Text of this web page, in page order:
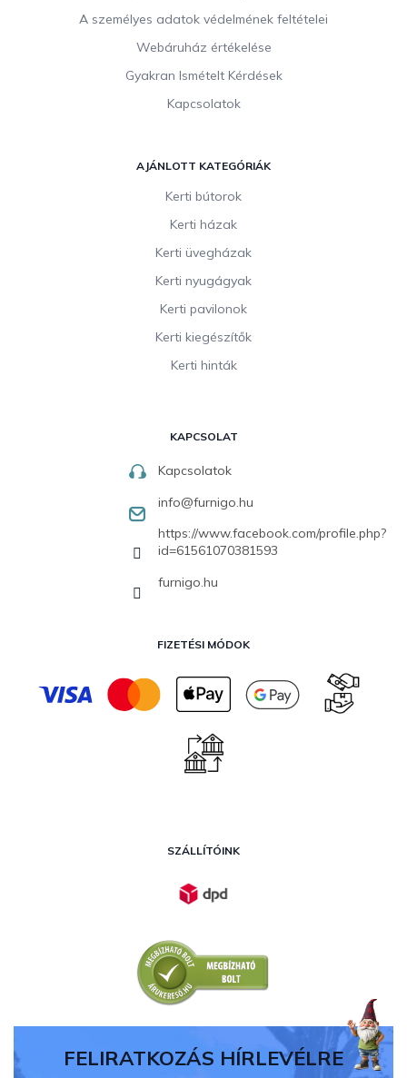
A személyes adatok védelmének feltételei
Webáruház értékelése
Gyakran Ismételt Kérdések
Kapcsolatok
AJÁNLOTT KATEGÓRIÁK
Kerti bútorok
Kerti házak
Kerti üvegházak
Kerti nyugágyak
Kerti pavilonok
Kerti kiegészítők
Kerti hinták
KAPCSOLAT
Kapcsolatok
info@furnigo.hu
https://www.facebook.com/profile.php?
id=61561070381593
furnigo.hu
FIZETÉSI MÓDOK
SZÁLLÍTÓINK
FELIRATKOZÁS HÍRLEVÉLRE